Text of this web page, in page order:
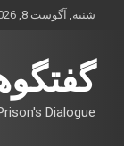
شنبه, آگوست 8, 2026
Dialogue